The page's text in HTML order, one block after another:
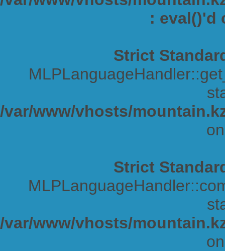
: eval()'d
Strict
/var/www/vhosts/
Strict
/var/www/vhosts/